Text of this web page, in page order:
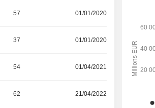
57 01/01/2020
37 01/01/2020
54 01/04/2021
62 21/04/2022